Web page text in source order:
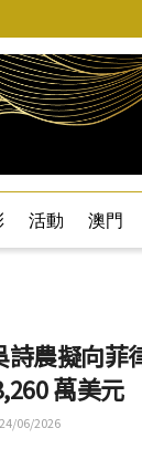
活動 澳門
詩農擬向菲
萬美元
06/2026